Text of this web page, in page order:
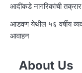
आदींकडे नागरिकांची तक्रार
आडवण येथील ५६ वर्षीय
आवाहन
About Us